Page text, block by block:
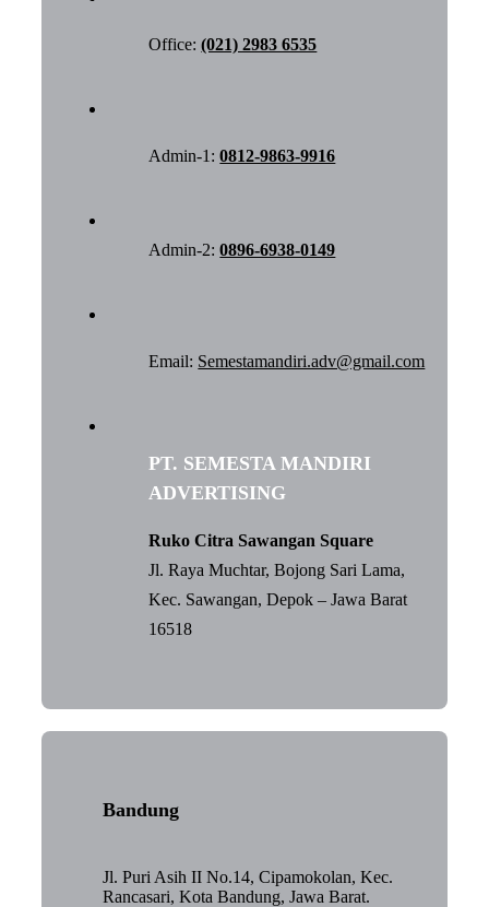
Office:(021) 2983 6535
Admin-1:0812-9863-9916
Admin-2:0896-6938-0149
Email: Semestamandiri.adv@gmail.com
PT. SEMESTA MANDIRI
ADVERTISING
Ruko Citra Sawangan Square
Jl. Raya Muchtar, Bojong Sari Lama,
Kec. Sawangan, Depok – Jawa Barat
16518
Bandung
Jl. Puri Asih II No.14, Cipamokolan, Kec.
Rancasari, Kota Bandung, Jawa Barat.